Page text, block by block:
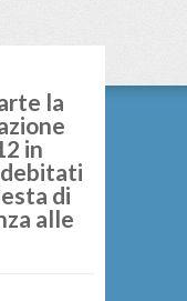
la
in
di
alle